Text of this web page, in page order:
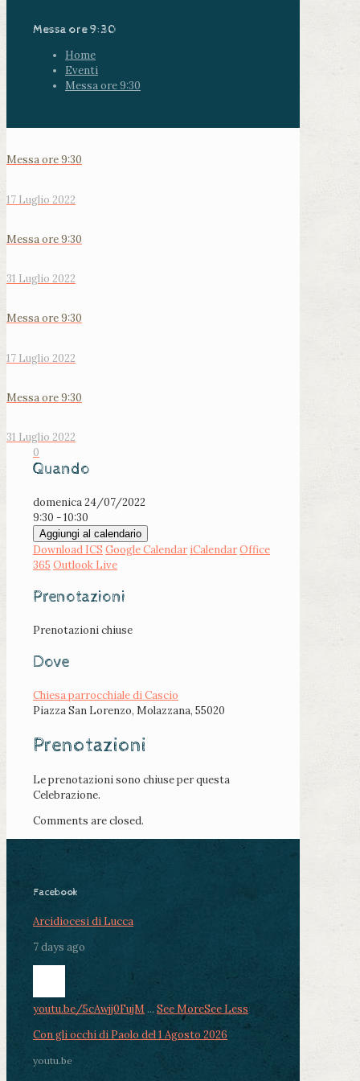
Messa ore 9:30
Home
Eventi
Messa ore 9:30
Messa ore 9:30
17 Luglio 2022
Messa ore 9:30
31 Luglio 2022
Messa ore 9:30
17 Luglio 2022
Messa ore 9:30
31 Luglio 2022
0
Quando
domenica 24/07/2022
9:30 - 10:30
Aggiungi al calendario
Download ICS Google Calendar iCalendarOffice
365 Outlook Live
Prenotazioni
Prenotazioni chiuse
Dove
Chiesa parrocchiale di Cascio
Piazza San Lorenzo, Molazzana, 55020
Prenotazioni
Le prenotazioni sono chiuse per questa
Celebrazione.
Comments are closed.
Facebook
Arcidiocesi di Lucca
7 days ago
youtu.be/5cAwjj0FujM ... See MoreSee Less
Con gli occhi di Paolo del 1 Agosto 2026
youtu.be